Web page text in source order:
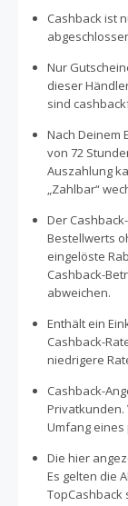
Cashback ist
Nur
dieser
sind
Nach Deinem
von 72
Auszahlung
„Zahlbar“
Der
Bestellwerts
eingelöste
Cashback-
abweichen.
Enthält ein
Cashback-
niedrigere
Cashback-
Privatkunden.
Umfang
Die hier
Es gelten die
TopCashback